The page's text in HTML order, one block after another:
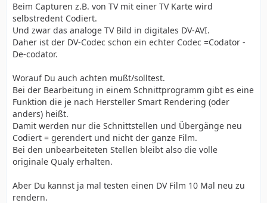
Beim Capturen z.B. von TV mit einer TV Karte wird
selbstredent Codiert.
Und zwar das analoge TV Bild in digitales DV-AVI.
Daher ist der DV-Codec schon ein echter Codec =Codator -
De-codator.
Worauf Du auch achten mußt/solltest.
Bei der Bearbeitung in einem Schnittprogramm gibt es eine
Funktion die je nach Hersteller Smart Rendering (oder
anders) heißt.
Damit werden nur die Schnittstellen und Übergänge neu
Codiert = gerendert und nicht der ganze Film.
Bei den unbearbeiteten Stellen bleibt also die volle
originale Qualy erhalten.
Aber Du kannst ja mal testen einen DV Film 10 Mal neu zu
rendern.